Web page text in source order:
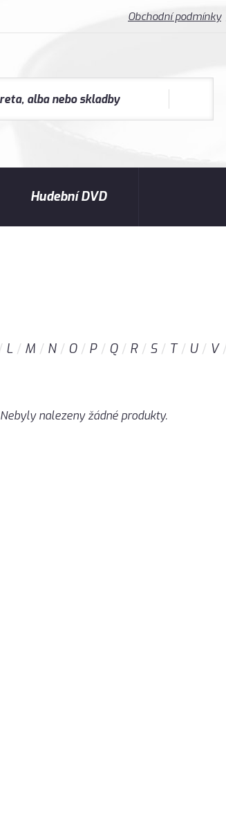
Obchodní podmínky
Hudební DVD
L M N O P Q R S T U V
Nebyly nalezeny žádné produkty.